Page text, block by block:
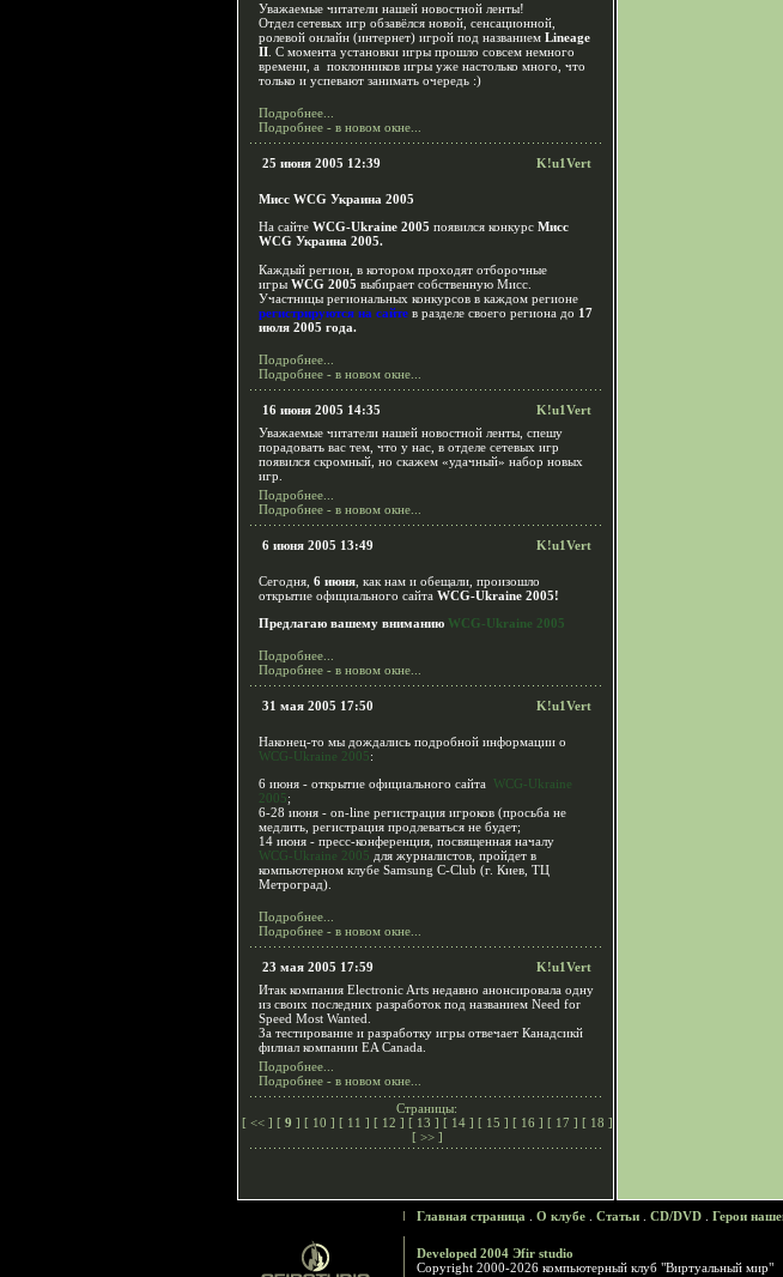
Уважаемые читатели нашей новостной ленты!
Отдел сетевых игр обзавёлся новой, сенсационной,
ролевой онлайн (интернет) игрой под названием Lineage
II . С момента установки игры прошло совсем немного
времени, а поклонников игры уже настолько много, что
только и успевают занимать очередь :)
Подробнее...
Подробнее - в новом окне...
25 июня 2005 12:39 K!u1Vert
Мисс WCG Украина 2005
На сайте WCG-Ukraine 2005 появился конкурс Мисс
WCG Украина 2005.
Каждый регион, в котором проходят отборочные
игры WCG 2005 выбирает собственную Мисс.
Участницы региональных конкурсов в каждом регионе
регистрируются на сайте в разделе своего региона до 17
июля 2005 года.
Подробнее...
Подробнее - в новом окне...
16 июня 2005 14:35
K!u1Vert
Уважаемые читатели нашей новостной ленты, спешу
порадовать вас тем, что у нас, в отделе сетевых игр
появился скромный, но скажем «удачный» набор новых
игр.
Подробнее...
Подробнее - в новом окне...
6 июня 2005 13:49 K!u1Vert
Сегодня, 6 июня , как нам и обещали, произошло
открытие официального сайта WCG-Ukraine 2005!
Предлагаю вашему вниманию WCG-Ukraine 2005
Подробнее...
Подробнее - в новом окне...
31 мая 2005 17:50 K!u1Vert
Наконец-то мы дождались подробной информации о
WCG-Ukraine 2005:
6 июня - открытие официального сайта WCG-Ukraine
2005;
6-28 июня - on-line регистрация игроков (просьба не
медлить, регистрация продлеваться не будет;
14 июня - пресс-конференция, посвященная началу
WCG-Ukraine 2005 для журналистов, пройдет в
компьютерном клубе Samsung C-Club (г. Киев, ТЦ
Метроград).
Подробнее...
Подробнее - в новом окне...
23 мая 2005 17:59
K!u1Vert
Итак компания Electronic Arts недавно анонсировала одну
из своих последних разработок под названием Need for
Speed Most Wanted.
За тестирование и разработку игры отвечает Канадсикй
филиал компании EA Canada.
Подробнее...
Подробнее - в новом окне...
Страницы:
[ << ] [ 9 ] [ 10 ] [ 11 ] [ 12 ] [ 13 ] [ 14 ] [ 15 ] [ 16 ] [ 17 ] [ 18 ]
[ >> ]
Главная страница О клубе Статьи CD/DVD Герои
Developed 2004 Эfir studio
Copyright 2000-2026 компьютерный клуб "Виртуальный мир"